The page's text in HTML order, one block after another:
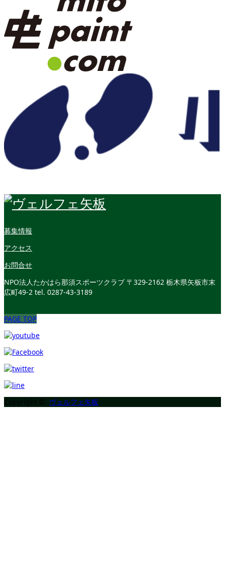
募集情報
アクセス
お問合せ
NPO法人たかはら那須スポーツクラブ 〒329-2162 栃木県矢板市末
広町49-2 tel. 0287-43-3189
PAGE TOP
ヴェルフェ矢板